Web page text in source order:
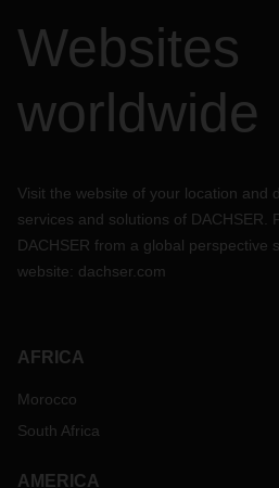
Websites
worldwide
Visit the website of your location and
services and solutions of DACHSER.
DACHSER from a global perspective
website: dachser.com
AFRICA
Morocco
South Africa
AMERICA